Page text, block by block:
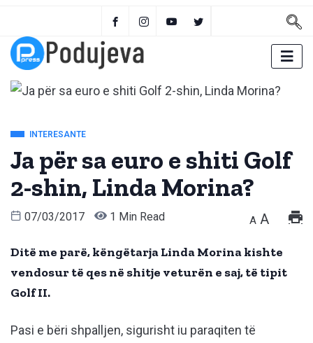
INTERESANTE
Ja për sa euro e shiti Golf
2-shin, Linda Morina?
07/03/2017 1 Min Read A A
Ditë me parë, këngëtarja Linda Morina kishte
vendosur të qes në shitje veturën e saj, të tipit
Golf II.
Pasi e bëri shpalljen, sigurisht iu paraqiten të